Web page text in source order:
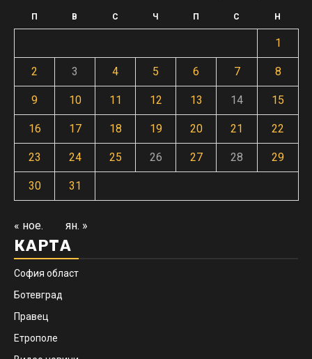
П В С Ч П С Н
1
2 3 4 5 6 7 8
9 10 11 12 13 14 15
16 17 18 19 20 21 22
23 24 25 26 27 28 29
30 31
« ное. ян. »
КАРТА
София област
Ботевград
Правец
Етрополе